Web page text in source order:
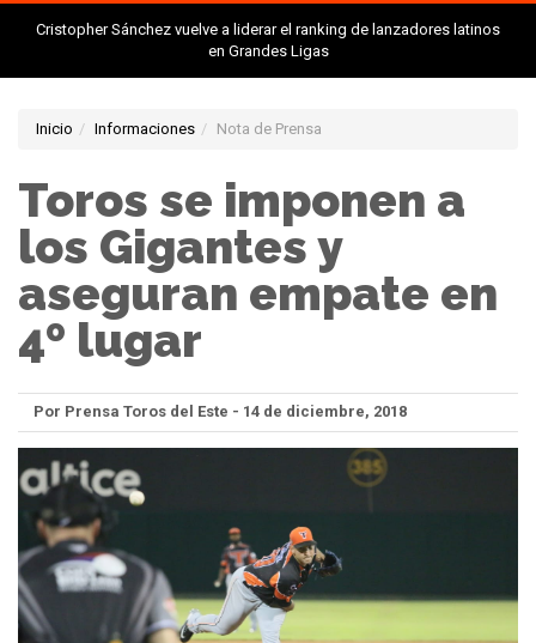
Cristopher Sánchez vuelve a liderar el ranking de lanzadores latinos
en Grandes Ligas
Inicio Informaciones Nota de Prensa
Toros se imponen a
los Gigantes y
aseguran empate en
4º lugar
Por Prensa Toros del Este - 14 de diciembre, 2018